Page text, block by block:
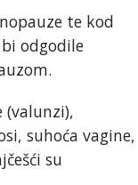
te kod
odgodile
(valunzi),
suhoća vagine,
su